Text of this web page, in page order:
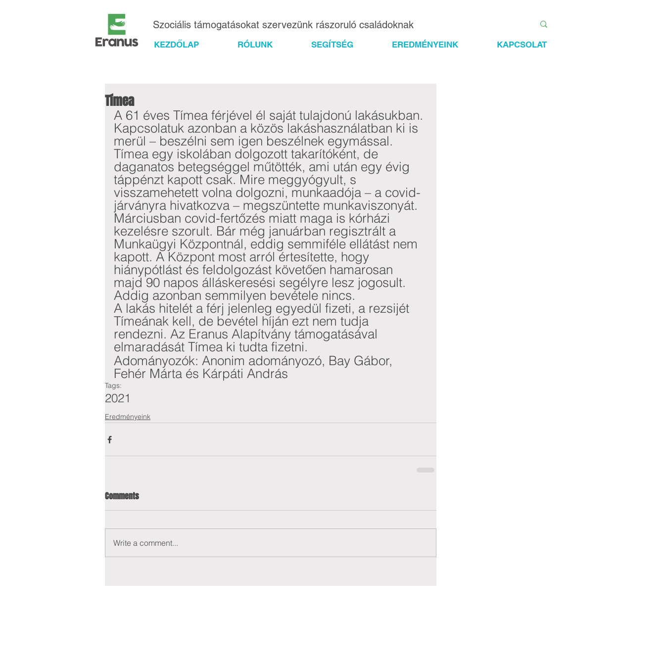
Szociális támogatásokat szervezünk rászoruló családoknak
KEZDŐLAP RÓLUNK SEGÍTSÉG EREDMÉNYEINK KAPCSOLAT
Tímea
A 61 éves Tímea férjével él saját tulajdonú lakásukban.
Kapcsolatuk azonban a közös lakáshasználatban ki is
merül – beszélni sem igen beszélnek egymással.
Tímea egy iskolában dolgozott takarítóként, de
daganatos betegséggel műtötték, ami után egy évig
táppénzt kapott csak. Mire meggyógyult, s
visszamehetett volna dolgozni, munkaadója – a covid-
járványra hivatkozva – megszüntette munkaviszonyát.
Márciusban covid-fertőzés miatt maga is kórházi
kezelésre szorult. Bár még januárban regisztrált a
Munkaügyi Központnál, eddig semmiféle ellátást nem
kapott. A Központ most arról értesítette, hogy
hiánypótlást és feldolgozást követően hamarosan
majd 90 napos álláskeresési segélyre lesz jogosult.
Addig azonban semmilyen bevétele nincs.
A lakás hitelét a férj jelenleg egyedül fizeti, a rezsijét
Tímeának kell, de bevétel híján ezt nem tudja
rendezni. Az Eranus Alapítvány támogatásával
elmaradását Tímea ki tudta fizetni.
Adományozók: Anonim adományozó, Bay Gábor,
Fehér Márta és Kárpáti András
Tags:
2021
Eredményeink
Comments
Write a comment...